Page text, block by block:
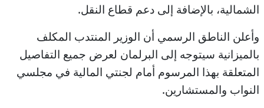
الشمالية، بالإضافة إلى دعم قطاع النقل.
وأعلن الناطق الرسمي أن الوزير المنتدب المكلف
بالميزانية سيتوجه إلى البرلمان لعرض جميع التفاصيل
المتعلقة بهذا المرسوم أمام لجنتي المالية في مجلسي
النواب والمستشارين.